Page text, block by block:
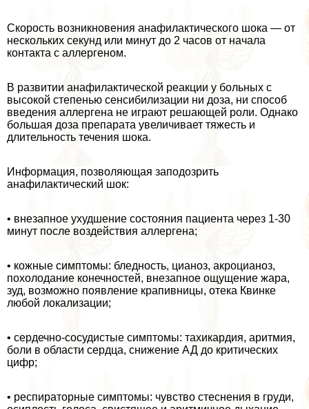
Скорость возникновения анафилактического шока — от
нескольких се­кунд или минут до 2 часов от начала
контакта с аллергеном.
В развитии анафилактической реакции у больных с
высокой степенью сен­сибилизации ни доза, ни способ
введения аллергена не играют решающей роли. Однако
большая доза препарата увеличивает тяжесть и
длительность течения шока.
Информация, позволяющая заподозрить
анафилактический шок:
• внезапное ухудшение состояния пациента через 1-30
минут после воз­действия аллергена;
• кожные симптомы: бледность, цианоз, акроцианоз,
похолодание ко­нечностей, внезапное ощущение жара,
зуд, возможно появление кра­пивницы, отека Квинке
любой локализации;
• сердечно-сосудистые симптомы: тахикардия, аритмия,
боли в обла­сти сердца, снижение АД до критических
цифр;
• респираторные симптомы: чувство стеснения в гpyди,